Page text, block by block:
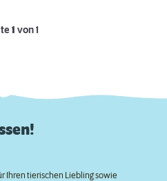
1 von 1
Ihren tierischen Liebling sowie